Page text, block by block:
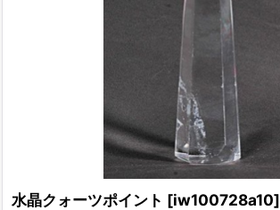
水晶クォーツポイント [iw100728a10]